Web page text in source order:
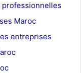
professionnelles
Maroc
entreprises